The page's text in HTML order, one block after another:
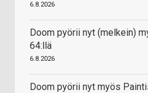
6.8.2026
Doom pyörii nyt (melkein)
64:llä
6.8.2026
Doom pyörii nyt myös